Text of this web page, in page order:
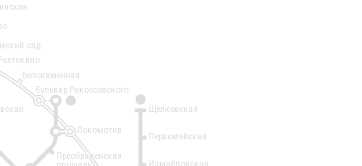
1
Локомотив
сад
Белокаменная
Щёлковская
Первомайская
Измайловская
Бульвар Рокоссовского
Преображенская